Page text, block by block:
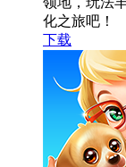
化之旅吧！
下载